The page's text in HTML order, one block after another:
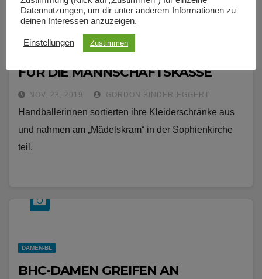
TVB ERTRÖDELT SICH 450 EURO
FÜR DIE MANNSCHAFTSKASSE
NOV. 23, 2019 GORDON BINDER-EGGERT
Handballerinnen sortierten ihre Kleiderschränke aus
und nahmen am „Mädelskram“ in der Sophienkirche
teil.
DAMEN-BL
BHC-DAMEN GREIFEN AN
Datennutzungen, um dir unter anderem Informationen zu
deinen Interessen anzuzeigen.
Einstellungen Zustimmen